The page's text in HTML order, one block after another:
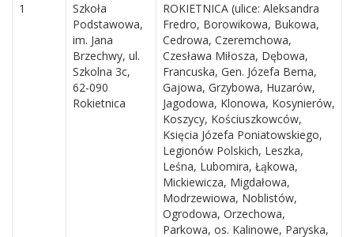
1
Szkoła
Podstawowa,
im. Jana
Brzechwy, ul.
Szkolna 3c,
62-090
Rokietnica
ROKIETNICA (ulice: Aleksandra
Fredro, Borowikowa, Bukowa,
Cedrowa, Czeremchowa,
Czesława Miłosza, Dębowa,
Francuska, Gen. Józefa Bema,
Gajowa, Grzybowa, Huzarów,
Jagodowa, Klonowa, Kosynierów,
Koszycy, Kościuszkowców,
Księcia Józefa Poniatowskiego,
Legionów Polskich, Leszka,
Leśna, Lubomira, Łąkowa,
Mickiewicza, Migdałowa,
Modrzewiowa, Noblistów,
Ogrodowa, Orzechowa,
Parkowa, os. Kalinowe, Paryska,